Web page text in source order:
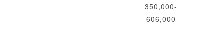
350,000-
606,000